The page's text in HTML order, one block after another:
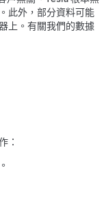
此外，部分資料可能
上。有關我們的數據
：
。